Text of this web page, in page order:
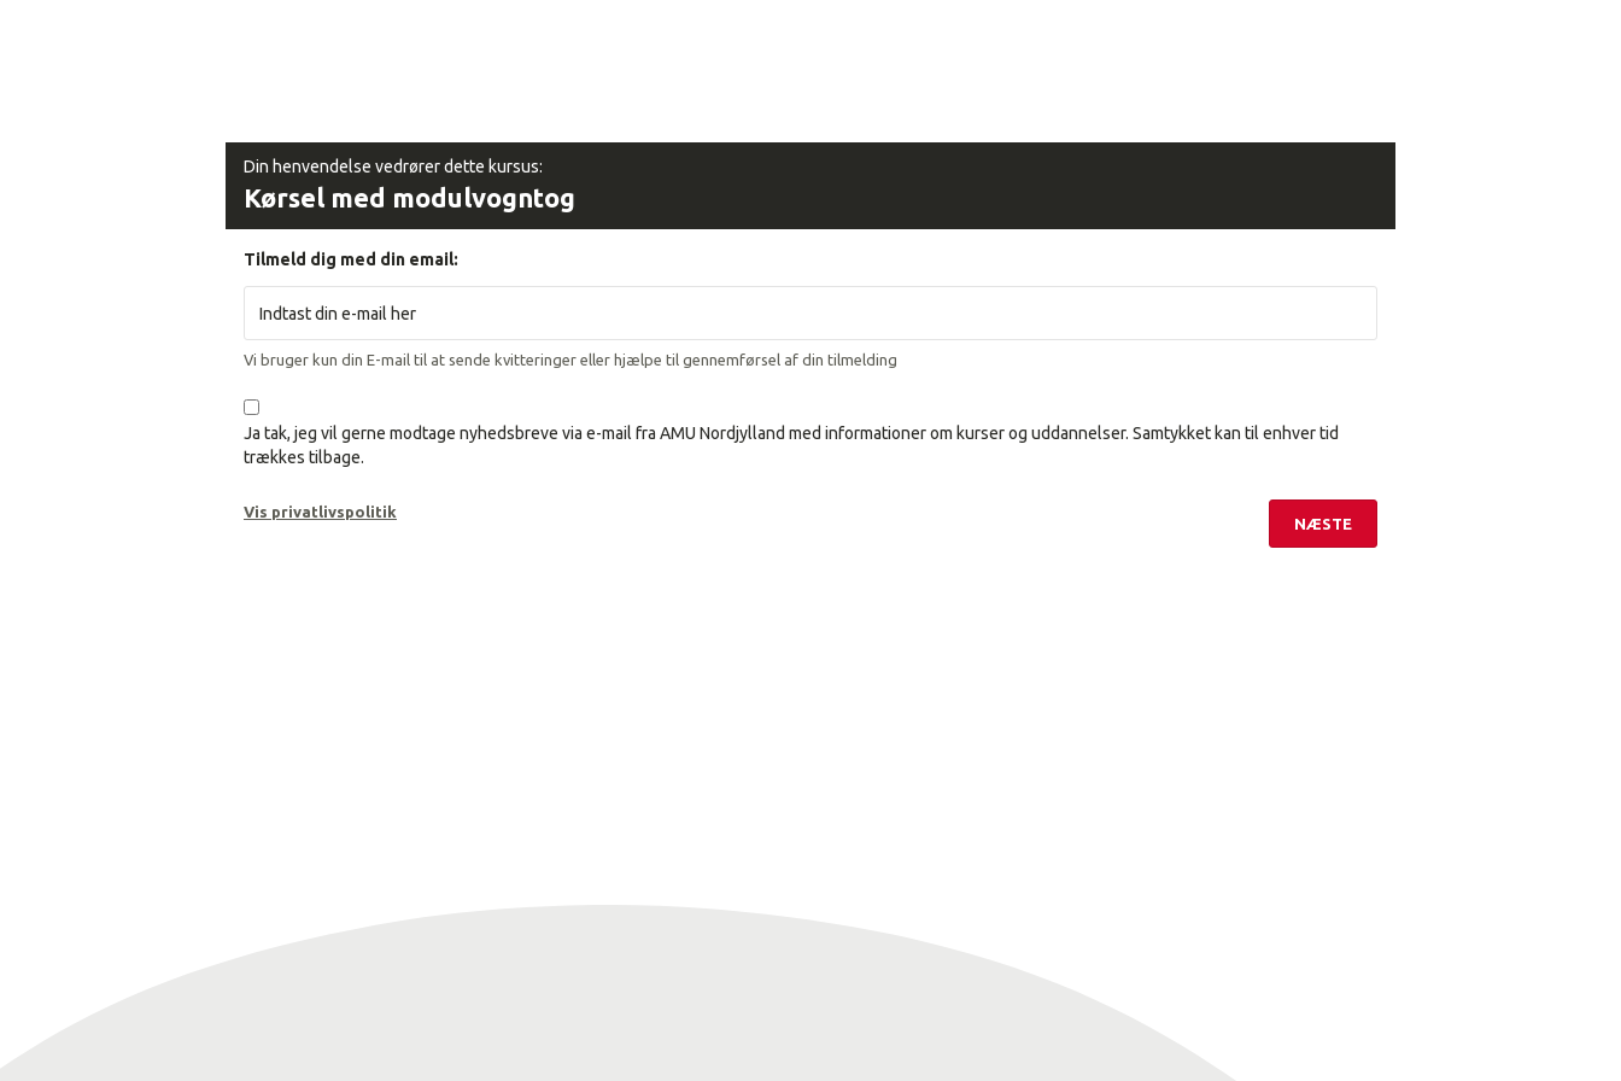
Din henvendelse vedrører dette kursus:
Kørsel med modulvogntog
Tilmeld dig med din email:
Vi bruger kun din E-mail til at sende kvitteringer eller hjælpe til gennemførsel af din tilmelding
Ja tak, jeg vil gerne modtage nyhedsbreve via e-mail fra AMU Nordjylland med informationer om kurser og uddannelser. Samtykket kan til enhver tid
trækkes tilbage.
Vis privatlivspolitik